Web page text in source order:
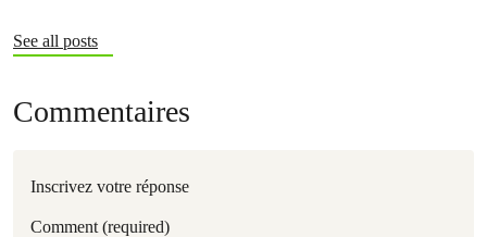
See all posts
Commentaires
Inscrivez votre réponse
Comment (required)